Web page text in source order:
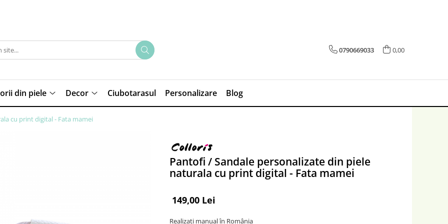
0790669033 0,00
din piele Decor Ciubotarasul Personalizare Blog
cu print digital - Fata mamei
Pantofi / Sandale personalizate din piele
naturala cu print digital - Fata mamei
149,00 Lei
Realizați manual în România